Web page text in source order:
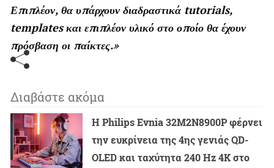
Επιπλέον, θα υπάρχουν διαδραστικά tutorials,
templates και επιπλέον υλικό στο οποίο θα έχουν
πρόσβαση οι παίκτες.»
Διαβάστε ακόμα
Η Philips Evnia 32M2N8900P φέρνει
την ευκρίνεια της 4ης γενιάς QD-
OLED και ταχύτητα 240 Hz 4K στο